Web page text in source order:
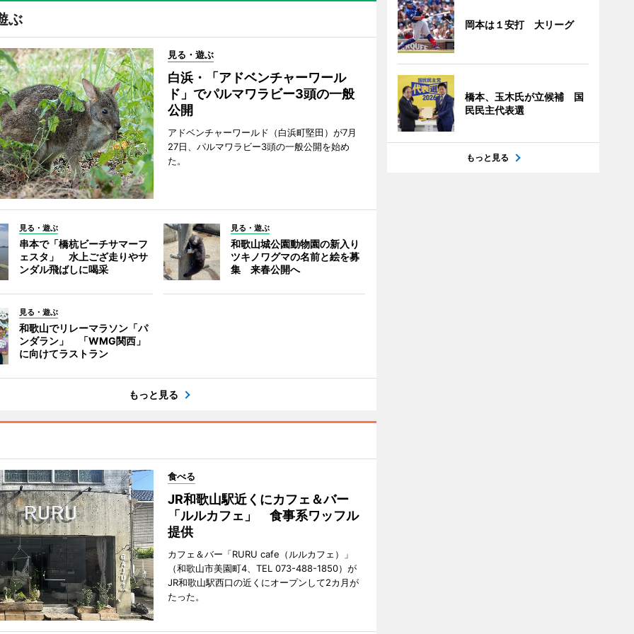
ぶ
見る・遊ぶ
白浜・「アドベンチャーワール
ド」でパルマワラビー3頭の一般
公開
アドベンチャーワールド（白浜町堅田）が7月
27日、パルマワラビー3頭の一般公開を始め
た。
見る・遊ぶ
串本で「橋杭ビーチサマーフ
ェスタ」 水上ござ走りやサ
ンダル飛ばしに喝采
見る・遊ぶ
和歌山城公園動物園の新入り
ツキノワグマの名前と絵を募
集 来春公開へ
見る・遊ぶ
和歌山でリレーマラソン「パ
ンダラン」 「WMG関西」
に向けてラストラン
もっと見る
食べる
JR和歌山駅近くにカフェ＆バー
「ルルカフェ」 食事系ワッフル
提供
カフェ＆バー「RURU cafe（ルルカフェ）」
（和歌山市美園町4、TEL 073-488-1850）が
JR和歌山駅西口の近くにオープンして2カ月が
たった。
岡本は１安打 大リーグ
橋本、玉木氏が立候補 国
民民主代表選
もっと見る